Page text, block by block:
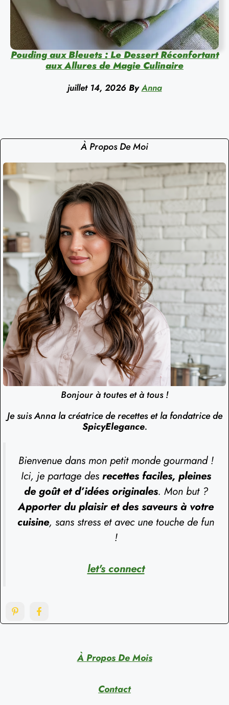
Pouding aux Bleuets : Le Dessert Réconfortant
aux Allures de Magie Culinaire
juillet 14, 2026 By Anna
À Propos De Moi
Bonjour à toutes et à tous !
Je suis Anna la créatrice de recettes et la fondatrice de
SpicyElegance.
Bienvenue dans mon petit monde gourmand !
Ici, je partage des recettes faciles, pleines
de goût et d’idées originales. Mon but ?
Apporter du plaisir et des saveurs à votre
cuisine, sans stress et avec une touche de fun
!
let's connect
À Propos De Mois
Contact